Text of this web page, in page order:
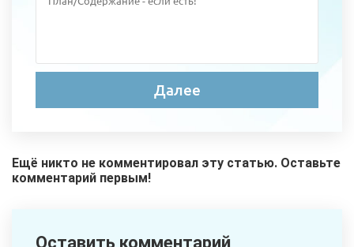
Ещё никто не комментировал эту статью. Оставьте
комментарий первым!
Оставить комментарий